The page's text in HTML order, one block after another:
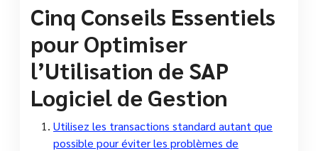
Cinq Conseils Essentiels
pour Optimiser
l’Utilisation de SAP
Logiciel de Gestion
Utilisez les transactions standard autant que
possible pour éviter les problèmes de